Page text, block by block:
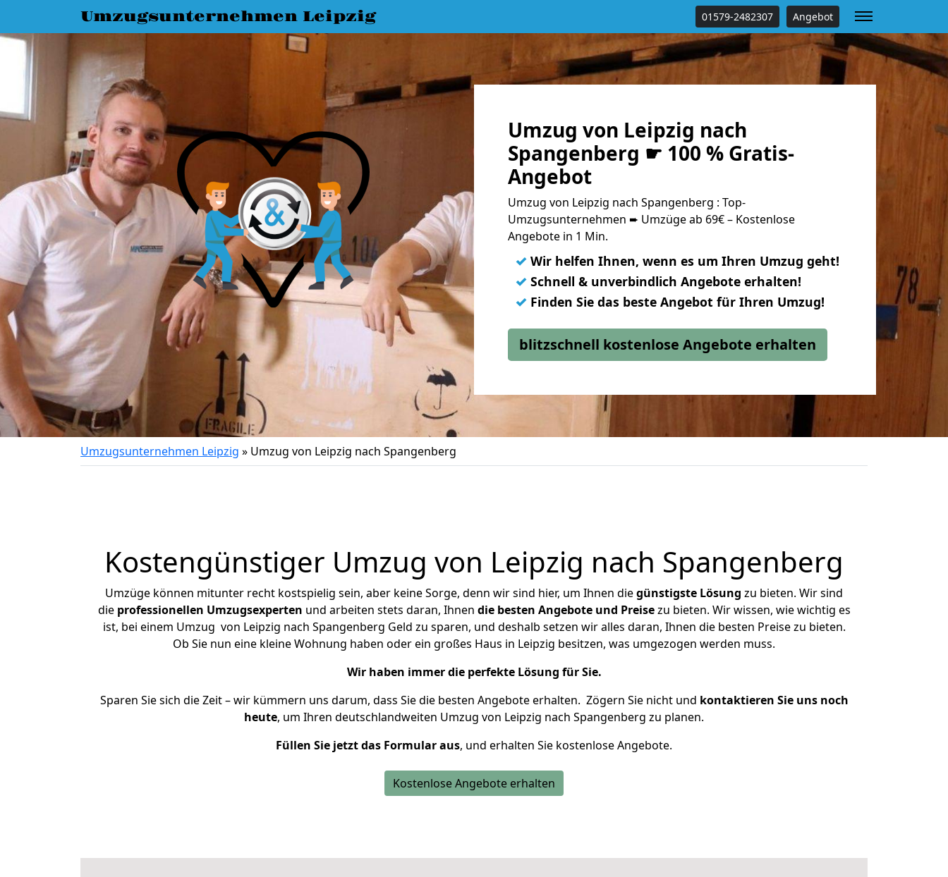
Umzugsunternehmen Leipzig 01579-2482307 Angebot
Umzug von Leipzig nach
Spangenberg ☛ 100 % Gratis-
Angebot
Umzug von Leipzig nach Spangenberg : Top-
Umzugsunternehmen ➨ Umzüge ab 69€ – Kostenlose
Angebote in 1 Min.
✓ Wir helfen Ihnen, wenn es um Ihren Umzug geht!
✓ Schnell & unverbindlich Angebote erhalten!
✓ Finden Sie das beste Angebot für Ihren Umzug!
blitzschnell kostenlose Angebote erhalten
Umzugsunternehmen Leipzig » Umzug von Leipzig nach Spangenberg
Kostengünstiger Umzug von Leipzig nach Spangenberg
Umzüge können mitunter recht kostspielig sein, aber keine Sorge, denn wir sind hier, um Ihnen diegünstigste Lösung zu bieten. Wir sind
die professionellen Umzugsexperten und arbeiten stets daran, Ihnen die besten Angebote und Preisezu bieten. Wir wissen, wie wichtig es
ist, bei einem Umzug von Leipzig nach Spangenberg Geld zu sparen, und deshalb setzen wir alles daran, Ihnen die besten Preise zu bieten.
Ob Sie nun eine kleine Wohnung haben oder ein großes Haus in Leipzig besitzen, was umgezogen werden muss.
Wir haben immer die perfekte Lösung für Sie.
Sparen Sie sich die Zeit – wir kümmern uns darum, dass Sie die besten Angebote erhalten. Zögern Sie nicht und kontaktieren Sie uns noch
heute, um Ihren deutschlandweiten Umzug von Leipzig nach Spangenberg zu planen.
Füllen Sie jetzt das Formular aus, und erhalten Sie kostenlose Angebote.
Kostenlose Angebote erhalten